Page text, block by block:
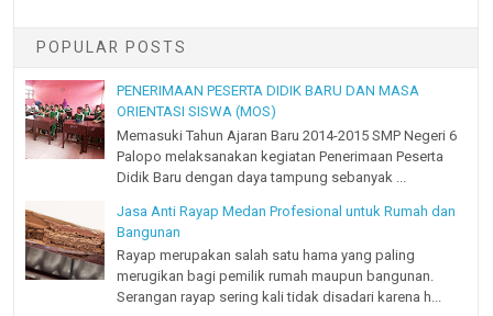
POPULAR POSTS
PENERIMAAN PESERTA DIDIK BARU DAN MASA
ORIENTASI SISWA (MOS)
Memasuki Tahun Ajaran Baru 2014-2015 SMP Negeri 6
Palopo melaksanakan kegiatan Penerimaan Peserta
Didik Baru dengan daya tampung sebanyak ...
Jasa Anti Rayap Medan Profesional untuk Rumah dan
Bangunan
Rayap merupakan salah satu hama yang paling
merugikan bagi pemilik rumah maupun bangunan.
Serangan rayap sering kali tidak disadari karena h...